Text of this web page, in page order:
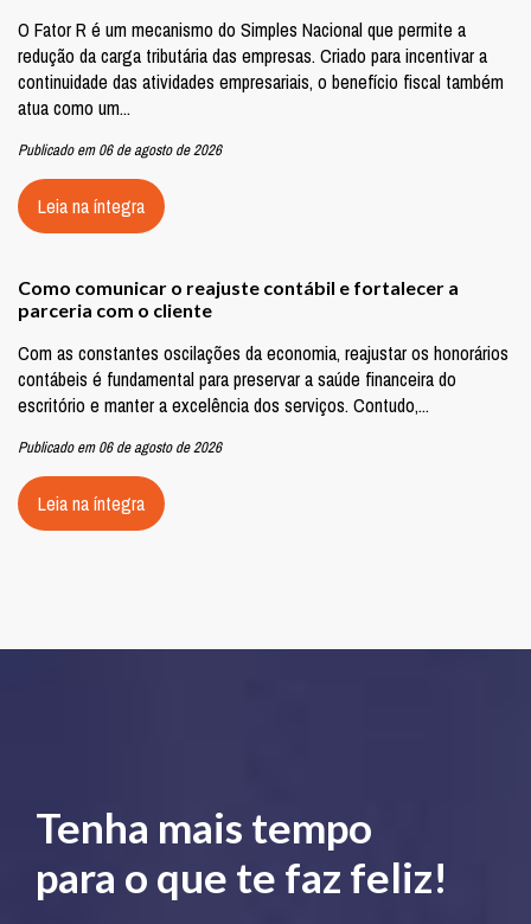
O Fator R é um mecanismo do Simples Nacional que permite a
redução da carga tributária das empresas. Criado para incentivar a
continuidade das atividades empresariais, o benefício fiscal também
atua como um...
Publicado em 06 de agosto de 2026
Leia na íntegra
Como comunicar o reajuste contábil e fortalecer a
parceria com o cliente
Com as constantes oscilações da economia, reajustar os honorários
contábeis é fundamental para preservar a saúde financeira do
escritório e manter a excelência dos serviços. Contudo,...
Publicado em 06 de agosto de 2026
Leia na íntegra
Tenha mais tempo
para o que te faz feliz!